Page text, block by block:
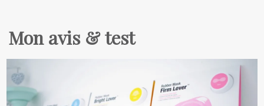
Mon avis & test